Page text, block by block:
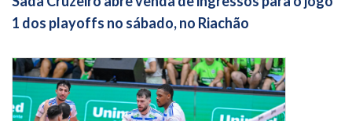
1 dos playoffs no sábado, no Riachão